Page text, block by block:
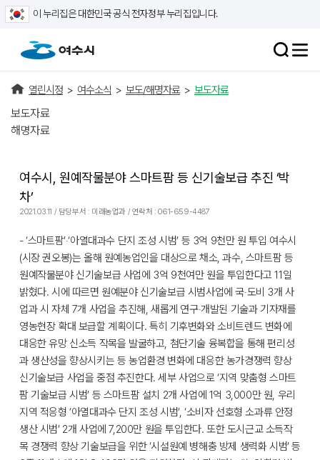
이 누리집은 대한민국 공식 전자정부 누리집입니다.
열린시정 > 여수소식 > 보도/해명자료 > 보도자료
보도자료
해명자료
여수시, 원예작물분야 스마트팜 등 신기술보급 추진 ‘박
차’
2021.03.11 / 담당부서 : 미래농업과 / 연락처 : 061-659-4487
- ‘스마트팜’‧‘아열대과수 단지 조성 시범’ 등 3억 9천만 원 투입 여수시
(시장 권오봉)는 올해 원예농업인을 대상으로 채소, 과수, 스마트팜 등
원예작물분야 신기술보급 사업에 3억 9천여만 원을 투입한다고 11일
밝혔다. 시에 따르면 원예분야 신기술보급 시범사업에 국‧도비 3개 사
업과 시 자체 7개 사업을 추진해, 새롭게 연구‧개발된 기술과 기자재를
영농현장 확대 보급할 계획이다. 특히 기후변화와 소비트렌드 변화에
대응한 유망 신소득 작목을 발굴하고, 첨단기술 융복합을 통해 편리성
과 생산성을 향상시키는 등 농업환경 변화에 대응한 농가경쟁력 향상
신기술보급 사업을 중점 추진한다. 세부 사업으로 ‘지역 맞춤형 스마트
팜 기술보급 시범’ 등 스마트팜 설치 2개 사업에 1억 3,000만 원, 우리
지역 적응형 ‘아열대과수 단지 조성 시범’, ‘소비자 선호형 소과류 안정
생산 시범’ 2개 사업에 7,200만 원을 투입한다. 또한 도시근교 소득작
목 경쟁력 향상 기술보급을 위한 ‘시설원예 병해충 방제 생력화 시범’ 등